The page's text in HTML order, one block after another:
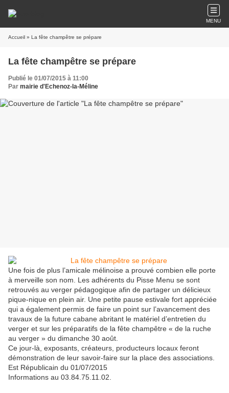
MENU
Accueil » La fête champêtre se prépare
La fête champêtre se prépare
Publié le 01/07/2015 à 11:00
Par mairie d'Echenoz-la-Méline
Une fois de plus l’amicale mélinoise a prouvé combien elle porte
à merveille son nom. Les adhérents du Pisse Menu se sont
retrouvés au verger pédagogique afin de partager un délicieux
pique-nique en plein air. Une petite pause estivale fort appréciée
qui a également permis de faire un point sur l’avancement des
travaux de la future cabane abritant le matériel d’entretien du
verger et sur les préparatifs de la fête champêtre « de la ruche
au verger » du dimanche 30 août.
Ce jour-là, exposants, créateurs, producteurs locaux feront
démonstration de leur savoir-faire sur la place des associations.
Est Républicain du 01/07/2015
Informations au 03.84.75.11.02.